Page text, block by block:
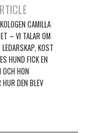
CAMILLA
– VI TALAR OM
KOST
HUND FICK EN
OCH HON
HUR DEN BLEV